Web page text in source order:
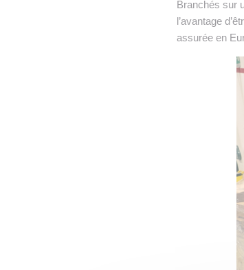
Branchés sur
l’avantage
assurée en